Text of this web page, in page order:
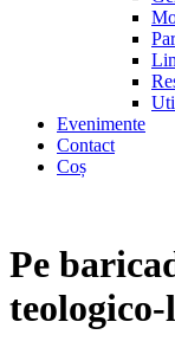
Evenimente
Contact
Coș
Pe